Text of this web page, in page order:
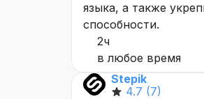
языка, а также
способности.
2ч
в любое время
Stepik
4.7 (7)